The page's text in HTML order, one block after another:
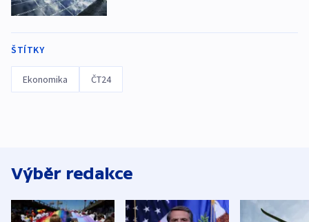
ŠTÍTKY
Ekonomika ČT24
Výběr redakce